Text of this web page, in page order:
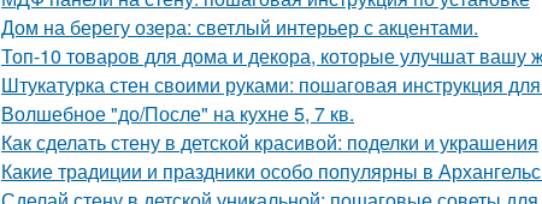
Дом на берегу озера: светлый интерьер с акцентами.
Топ-10 товаров для дома и декора, которые улучшат вашу
Штукатурка стен своими руками: пошаговая инструкция
Волшебное "до/После" на кухне 5, 7 кв.
Как сделать стену в детской красивой: поделки и украшения
Какие традиции и праздники особо популярны в